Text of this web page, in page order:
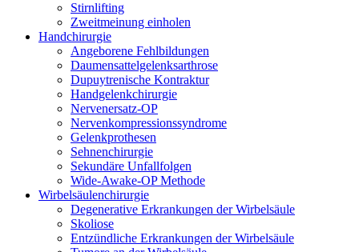
Stirnlifting
Zweitmeinung einholen
Handchirurgie
Angeborene Fehlbildungen
Daumensattelgelenksarthrose
Dupuytrenische Kontraktur
Handgelenkchirurgie
Nervenersatz-OP
Nervenkompressionssyndrome
Gelenkprothesen
Sehnenchirurgie
Sekundäre Unfallfolgen
Wide-Awake-OP Methode
Wirbelsäulenchirurgie
Degenerative Erkrankungen der Wirbelsäule
Skoliose
Entzündliche Erkrankungen der Wirbelsäule